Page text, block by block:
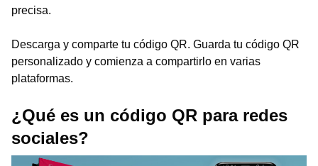
precisa.
Descarga y comparte tu código QR. Guarda tu código QR
personalizado y comienza a compartirlo en varias
plataformas.
¿Qué es un código QR para redes
sociales?